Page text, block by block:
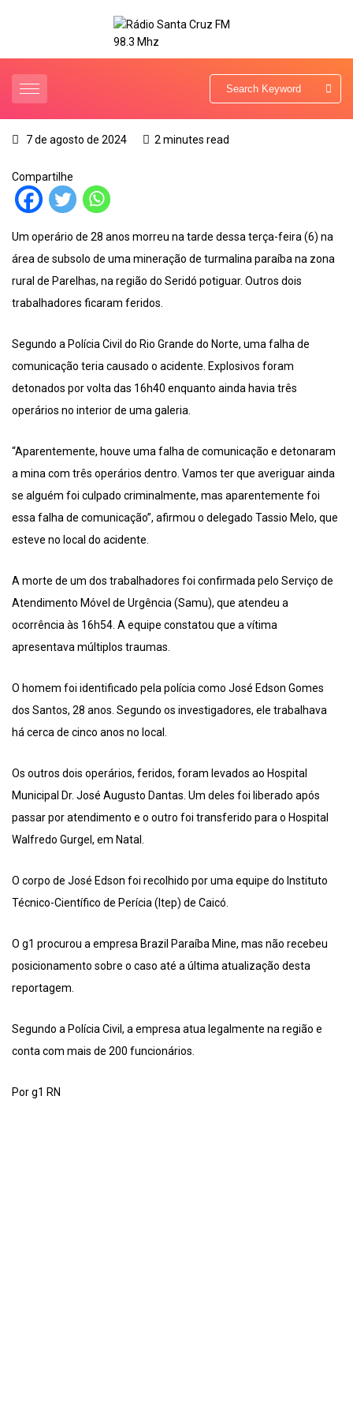
7 de agosto de 2024 2 minutes read
Compartilhe
Um operário de 28 anos morreu na tarde dessa terça-feira (6) na
área de subsolo de uma mineração de turmalina paraíba na zona
rural de Parelhas, na região do Seridó potiguar. Outros dois
trabalhadores ficaram feridos.
Segundo a Polícia Civil do Rio Grande do Norte, uma falha de
comunicação teria causado o acidente. Explosivos foram
detonados por volta das 16h40 enquanto ainda havia três
operários no interior de uma galeria.
“Aparentemente, houve uma falha de comunicação e detonaram
a mina com três operários dentro. Vamos ter que averiguar ainda
se alguém foi culpado criminalmente, mas aparentemente foi
essa falha de comunicação”, afirmou o delegado Tassio Melo, que
esteve no local do acidente.
A morte de um dos trabalhadores foi confirmada pelo Serviço de
Atendimento Móvel de Urgência (Samu), que atendeu a
ocorrência às 16h54. A equipe constatou que a vítima
apresentava múltiplos traumas.
O homem foi identificado pela polícia como José Edson Gomes
dos Santos, 28 anos. Segundo os investigadores, ele trabalhava
há cerca de cinco anos no local.
Os outros dois operários, feridos, foram levados ao Hospital
Municipal Dr. José Augusto Dantas. Um deles foi liberado após
passar por atendimento e o outro foi transferido para o Hospital
Walfredo Gurgel, em Natal.
O corpo de José Edson foi recolhido por uma equipe do Instituto
Técnico-Científico de Perícia (Itep) de Caicó.
O g1 procurou a empresa Brazil Paraíba Mine, mas não recebeu
posicionamento sobre o caso até a última atualização desta
reportagem.
Segundo a Polícia Civil, a empresa atua legalmente na região e
conta com mais de 200 funcionários.
Por g1 RN